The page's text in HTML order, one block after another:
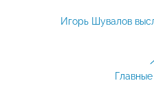
Игорь Шувалов